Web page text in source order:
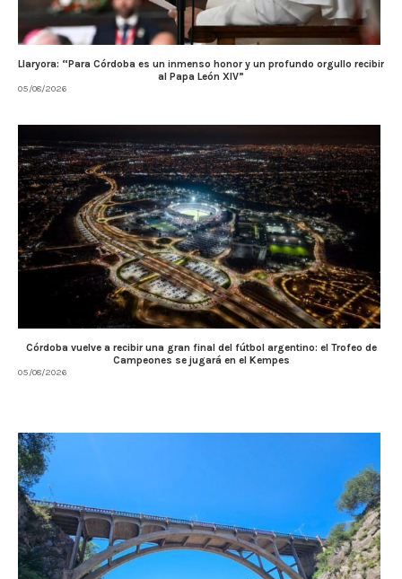
Llaryora: “Para Córdoba es un inmenso honor y un profundo orgullo recibir
al Papa León XIV”
05/08/2026
Córdoba vuelve a recibir una gran final del fútbol argentino: el Trofeo de
Campeones se jugará en el Kempes
05/08/2026